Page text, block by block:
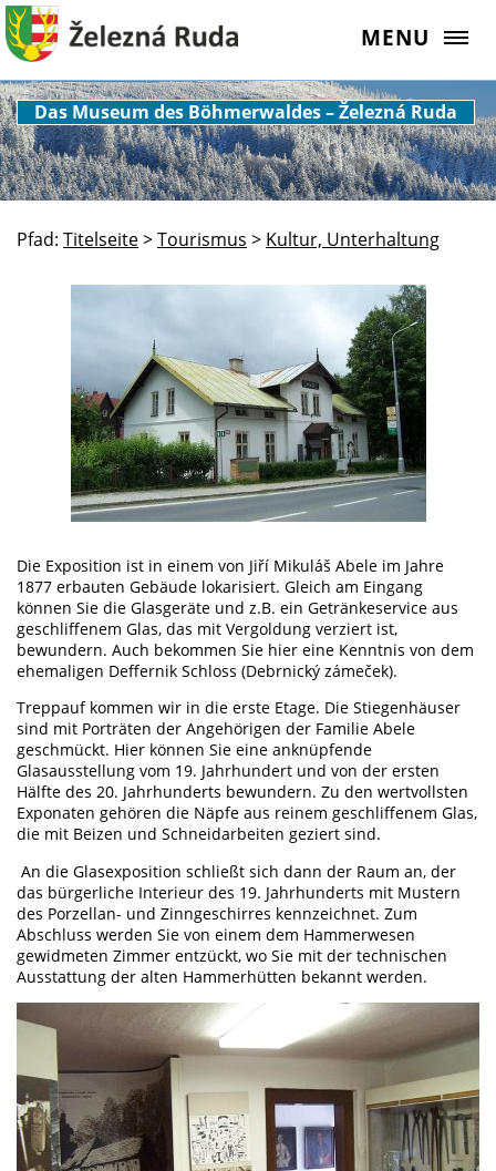
MENU
Das Museum des Böhmerwaldes – Železná Ruda
Pfad: Titelseite>Tourismus > Kultur, Unterhaltung
Die Exposition ist in einem von Jiří Mikuláš Abele im Jahre
1877 erbauten Gebäude lokarisiert. Gleich am Eingang
können Sie die Glasgeräte und z.B. ein Getränkeservice aus
geschliffenem Glas, das mit Vergoldung verziert ist,
bewundern. Auch bekommen Sie hier eine Kenntnis von dem
ehemaligen Deffernik Schloss (Debrnický zámeček).
Treppauf kommen wir in die erste Etage. Die Stiegenhäuser
sind mit Porträten der Angehörigen der Familie Abele
geschmückt. Hier können Sie eine anknüpfende
Glasausstellung vom 19. Jahrhundert und von der ersten
Hälfte des 20. Jahrhunderts bewundern. Zu den wertvollsten
Exponaten gehören die Näpfe aus reinem geschliffenem Glas,
die mit Beizen und Schneidarbeiten geziert sind.
An die Glasexposition schließt sich dann der Raum an, der
das bürgerliche Interieur des 19. Jahrhunderts mit Mustern
des Porzellan- und Zinngeschirres kennzeichnet. Zum
Abschluss werden Sie von einem dem Hammerwesen
gewidmeten Zimmer entzückt, wo Sie mit der technischen
Ausstattung der alten Hammerhütten bekannt werden.